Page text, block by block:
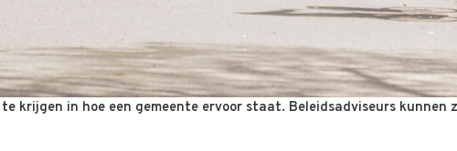
krijgen in hoe een gemeente ervoor staat. Beleidsadviseurs